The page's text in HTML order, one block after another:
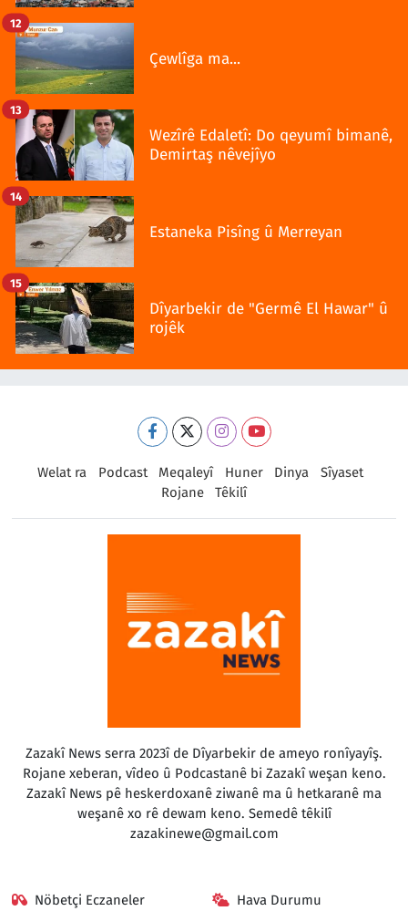
Çewlîga ma...
12
Wezîrê Edaletî: Do qeyumî bimanê,
Demirtaş nêvejîyo
13
Estaneka Pisîng û Merreyan
14
Dîyarbekir de "Germê El Hawar" û
rojêk
15
Welat ra Podcast Meqaleyî Huner Dinya
Sîyaset
Rojane
Têkilî
Zazakî News serra 2023î de Dîyarbekir de ameyo ronîyayîş.
Rojane xeberan, vîdeo û Podcastanê bi Zazakî weşan keno.
Zazakî News pê heskerdoxanê ziwanê ma û hetkaranê ma
weşanê xo rê dewam keno. Semedê têkilî
zazakinewe@gmail.com
Nöbetçi Eczaneler Hava Durumu